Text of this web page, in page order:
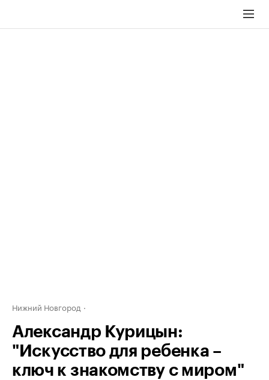
Нижний Новгород
Александр Курицын:
"Искусство для ребенка –
ключ к знакомству с миром"